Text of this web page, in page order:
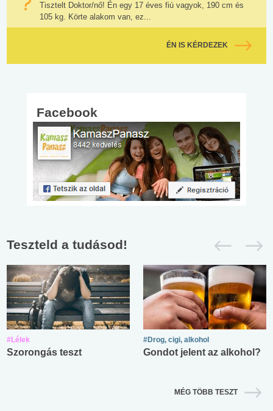
Tisztelt Doktor/nő! Én egy 17 éves fiú vagyok, 190 cm és
105 kg. Körte alakom van, ez...
ÉN IS KÉRDEZEK
Facebook
Teszteld a tudásod!
#Lélek
Szorongás teszt
#Drog, cigi, alkohol
Gondot jelent az alkohol?
MÉG TÖBB TESZT